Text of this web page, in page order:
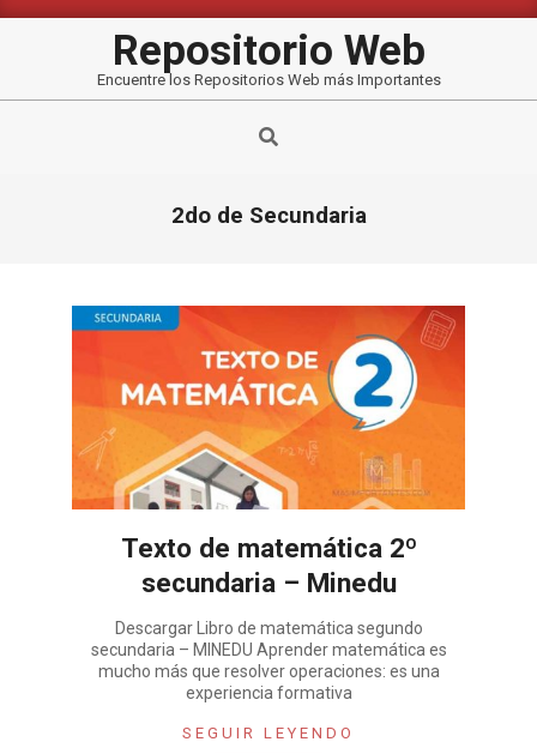
Repositorio Web
Encuentre los Repositorios Web más Importantes
Buscar
2do de Secundaria
Texto de matemática 2º
secundaria – Minedu
Descargar Libro de matemática segundo
secundaria – MINEDU Aprender matemática es
mucho más que resolver operaciones: es una
experiencia formativa
SEGUIR LEYENDO